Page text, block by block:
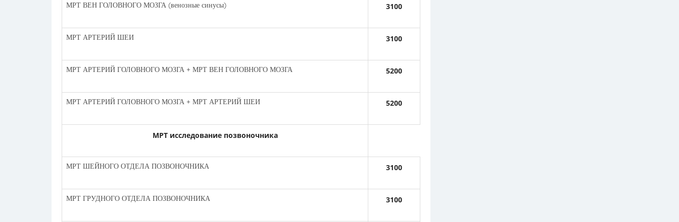
МРТ ВЕН ГОЛОВНОГО МОЗГА (венозные синусы) 3100
МРТ АРТЕРИЙ ШЕИ 3100
МРТ АРТЕРИЙ ГОЛОВНОГО МОЗГА + МРТ ВЕН ГОЛОВНОГО МОЗГА 5200
МРТ АРТЕРИЙ ГОЛОВНОГО МОЗГА + МРТ АРТЕРИЙ ШЕИ 5200
МРТ исследование позвоночника
МРТ ШЕЙНОГО ОТДЕЛА ПОЗВОНОЧНИКА 3100
МРТ ГРУДНОГО ОТДЕЛА ПОЗВОНОЧНИКА 3100